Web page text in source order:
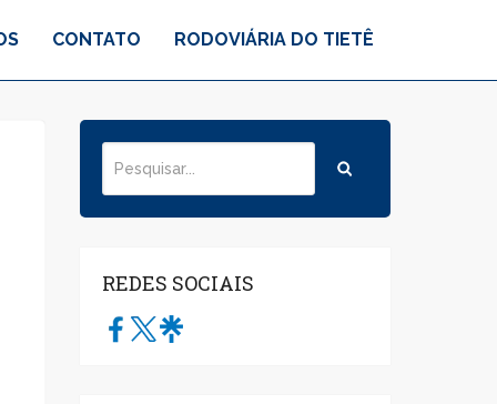
CONTATO RODOVIÁRIA DO TIETÊ
REDES SOCIAIS